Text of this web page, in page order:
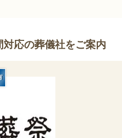
応の葬儀社をご案内